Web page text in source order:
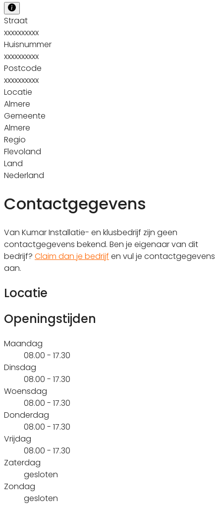
Straat
xxxxxxxxxx
Huisnummer
xxxxxxxxxx
Postcode
xxxxxxxxxx
Locatie
Almere
Gemeente
Almere
Regio
Flevoland
Land
Nederland
Contactgegevens
Van Kumar Installatie- en klusbedrijf zijn geen
contactgegevens bekend. Ben je eigenaar van dit
bedrijf? Claim dan je bedrijf en vul je contactgegevens
aan.
Locatie
Openingstijden
Maandag
08.00 - 17.30
Dinsdag
08.00 - 17.30
Woensdag
08.00 - 17.30
Donderdag
08.00 - 17.30
Vrijdag
08.00 - 17.30
Zaterdag
gesloten
Zondag
gesloten